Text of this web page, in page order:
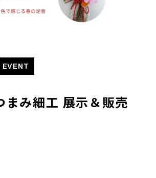
EVENT
まみ細工 展示＆販売